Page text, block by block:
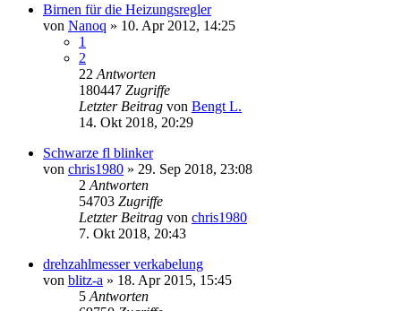
Birnen für die Heizungsregler
von Nanoq » 10. Apr 2012, 14:25
1
2
22 Antworten
180447 Zugriffe
Letzter Beitrag von Bengt L.
14. Okt 2018, 20:29
Schwarze fl blinker
von chris1980 » 29. Sep 2018, 23:08
2 Antworten
54703 Zugriffe
Letzter Beitrag von chris1980
7. Okt 2018, 20:43
drehzahlmesser verkabelung
von blitz-a » 18. Apr 2015, 15:45
5 Antworten